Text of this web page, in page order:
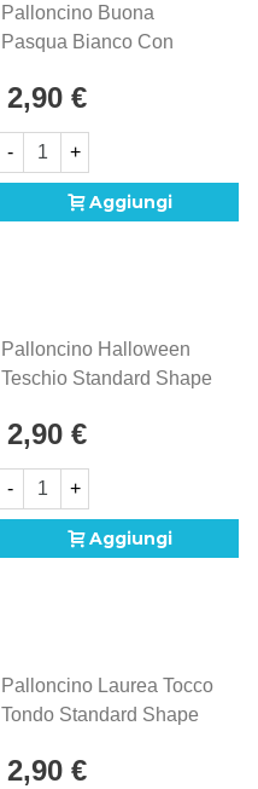
Palloncino Buona
Pasqua Bianco Con
(45cm) 1pz
2,90 €
- +
Aggiungi
Palloncino Halloween
Teschio Standard Shape
2,90 €
- +
Aggiungi
Palloncino Laurea Tocco
Tondo Standard Shape
2,90 €